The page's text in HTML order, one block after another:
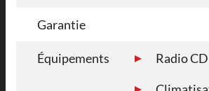
Garantie
Équipements
Radio CD